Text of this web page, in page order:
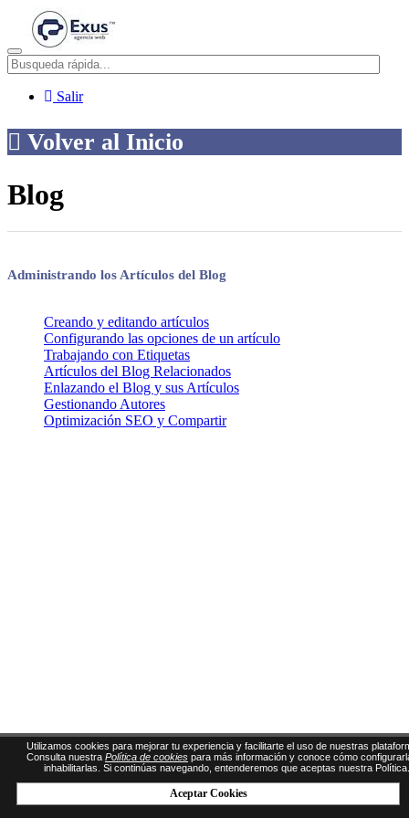
Menú
Salir
Volver al Inicio
Blog
Administrando los Artículos del Blog
Creando y editando artículos
Configurando las opciones de un artículo
Trabajando con Etiquetas
Artículos del Blog Relacionados
Enlazando el Blog y sus Artículos
Gestionando Autores
Optimización SEO y Compartir
Utilizamos cookies para mejorar tu experiencia y facilitarte el uso de nuestras
Consulta nuestra Política de cookies para más información y conoce cómo
inhabilitarlas. Si continúas navegando, entenderemos que aceptas nuestra Política.
Aceptar Cookies